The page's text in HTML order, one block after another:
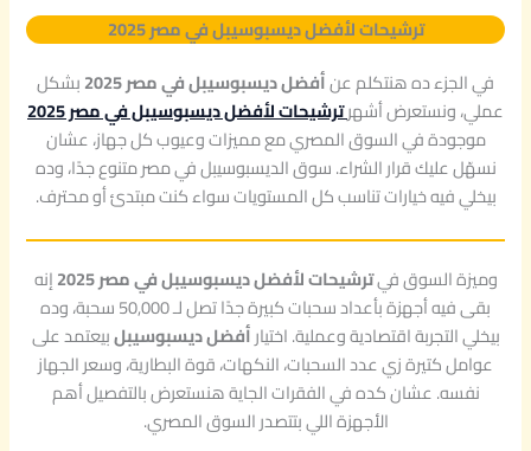
ترشيحات لأفضل ديسبوسيبل في مصر 2025
في الجزء ده هنتكلم عنأفضل ديسبوسيبل في مصر 2025
بشكل
عملي، ونستعرض أشهرترشيحات لأفضل ديسبوسيبل في مصر 2025
موجودة في السوق المصري مع مميزات وعيوب كل جهاز، عشان
نسهّل عليك قرار الشراء. سوق الديسبوسيبل في مصر متنوع جدًا، وده
بيخلي فيه خيارات تناسب كل المستويات سواء كنت مبتدئ أو محترف.
وميزة السوق فيترشيحات لأفضل ديسبوسيبل في مصر 2025
إنه
بقى فيه أجهزة بأعداد سحبات كبيرة جدًا تصل لـ 50,000 سحبة، وده
بيخلي التجربة اقتصادية وعملية. اختيارأفضل ديسبوسيبلبيعتمد على
عوامل كتيرة زي عدد السحبات، النكهات، قوة البطارية، وسعر الجهاز
نفسه. عشان كده في الفقرات الجاية هنستعرض بالتفصيل أهم
الأجهزة اللي بتتصدر السوق المصري.